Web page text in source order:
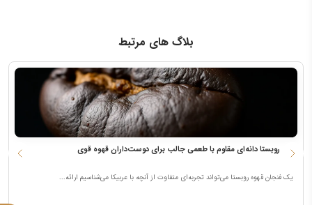
بلاگ های مرتبط
قهوه روبستا دانه‌ای مقاوم با طعمی جالب برای دوست‌داران قهوه قوی
یک فنجان قهوه روبستا می‌تواند تجربه‌ای متفاوت از آنچه با عربیکا می‌شناسیم ارائه...